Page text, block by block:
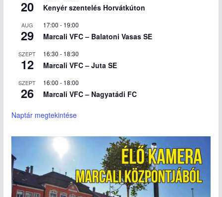
20 Kenyér szentelés Horvátkúton
AUG
29
17:00 - 19:00
Marcali VFC – Balatoni Vasas SE
SZEPT
12
16:30 - 18:30
Marcali VFC – Juta SE
SZEPT
26
16:00 - 18:00
Marcali VFC – Nagyatádi FC
Naptár megtekintése